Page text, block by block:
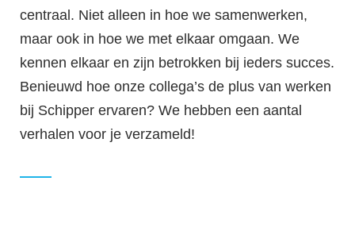
centraal. Niet alleen in hoe we samenwerken,
maar ook in hoe we met elkaar omgaan. We
kennen elkaar en zijn betrokken bij ieders succes.
Benieuwd hoe onze collega’s de plus van werken
bij Schipper ervaren? We hebben een aantal
verhalen voor je verzameld!